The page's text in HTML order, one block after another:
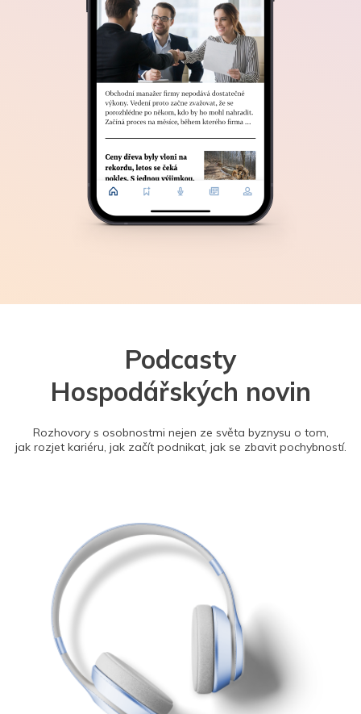
Podcasty
Hospodářských novin
Rozhovory s osobnostmi nejen ze světa byznysu o tom,
jak rozjet kariéru, jak začít podnikat, jak se zbavit pochybností.